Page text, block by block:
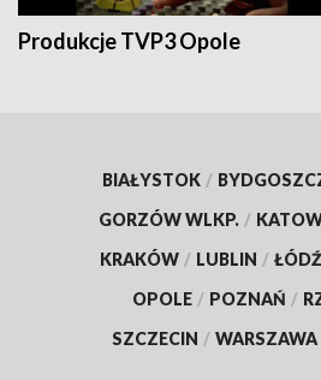
Produkcje TVP3 Opole
BIAŁYSTOK /
GORZÓW WLKP. /
KRAKÓW / LUBLIN / ŁÓDŹ
OPOLE / POZNAŃ /
SZCZECIN / WARSZAWA